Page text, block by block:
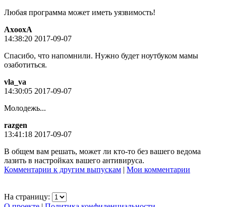
Любая программа может иметь уязвимость!
AxooxA
14:38:20 2017-09-07
Спасибо, что напомнили. Нужно будет ноутбуком мамы
озаботиться.
vla_va
14:30:05 2017-09-07
Молодежь...
razgen
13:41:18 2017-09-07
В общем вам решать, может ли кто-то без вашего ведома
лазить в настройках вашего антивируса.
Комментарии к другим выпускам | Мои комментарии
На страницу: